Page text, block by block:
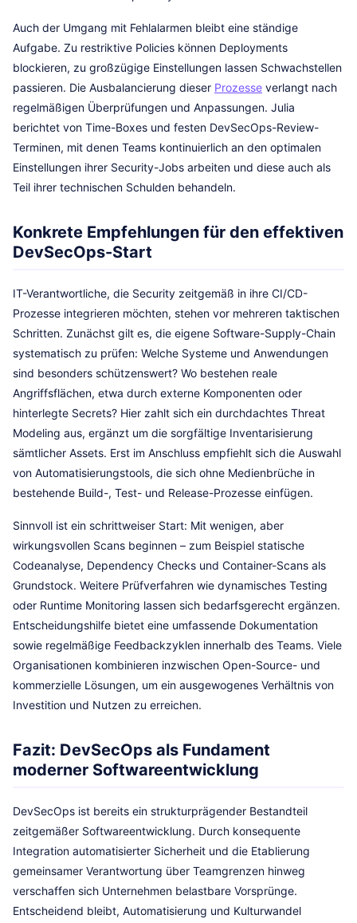
Auch der Umgang mit Fehlalarmen bleibt eine ständige
Aufgabe. Zu restriktive Policies können Deployments
blockieren, zu großzügige Einstellungen lassen Schwachstellen
passieren. Die Ausbalancierung dieser Prozesse verlangt nach
regelmäßigen Überprüfungen und Anpassungen. Julia
berichtet von Time-Boxes und festen DevSecOps-Review-
Terminen, mit denen Teams kontinuierlich an den optimalen
Einstellungen ihrer Security-Jobs arbeiten und diese auch als
Teil ihrer technischen Schulden behandeln.
Konkrete Empfehlungen für den effektiven
DevSecOps-Start
IT-Verantwortliche, die Security zeitgemäß in ihre CI/CD-
Prozesse integrieren möchten, stehen vor mehreren taktischen
Schritten. Zunächst gilt es, die eigene Software-Supply-Chain
systematisch zu prüfen: Welche Systeme und Anwendungen
sind besonders schützenswert? Wo bestehen reale
Angriffsflächen, etwa durch externe Komponenten oder
hinterlegte Secrets? Hier zahlt sich ein durchdachtes Threat
Modeling aus, ergänzt um die sorgfältige Inventarisierung
sämtlicher Assets. Erst im Anschluss empfiehlt sich die Auswahl
von Automatisierungstools, die sich ohne Medienbrüche in
bestehende Build-, Test- und Release-Prozesse einfügen.
Sinnvoll ist ein schrittweiser Start: Mit wenigen, aber
wirkungsvollen Scans beginnen – zum Beispiel statische
Codeanalyse, Dependency Checks und Container-Scans als
Grundstock. Weitere Prüfverfahren wie dynamisches Testing
oder Runtime Monitoring lassen sich bedarfsgerecht ergänzen.
Entscheidungshilfe bietet eine umfassende Dokumentation
sowie regelmäßige Feedbackzyklen innerhalb des Teams. Viele
Organisationen kombinieren inzwischen Open-Source- und
kommerzielle Lösungen, um ein ausgewogenes Verhältnis von
Investition und Nutzen zu erreichen.
Fazit: DevSecOps als Fundament
moderner Softwareentwicklung
DevSecOps ist bereits ein strukturprägender Bestandteil
zeitgemäßer Softwareentwicklung. Durch konsequente
Integration automatisierter Sicherheit und die Etablierung
gemeinsamer Verantwortung über Teamgrenzen hinweg
verschaffen sich Unternehmen belastbare Vorsprünge.
Entscheidend bleibt, Automatisierung und Kulturwandel